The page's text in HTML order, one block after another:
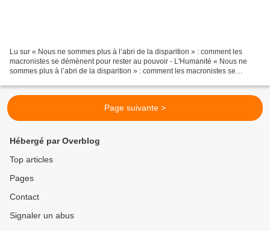
Lu sur « Nous ne sommes plus à l’abri de la disparition » : comment les
macronistes se démènent pour rester au pouvoir - L'Humanité « Nous ne
sommes plus à l’abri de la disparition » : comment les macronistes se
Page suivante >
Hébergé par Overblog
Top articles
Pages
Contact
Signaler un abus